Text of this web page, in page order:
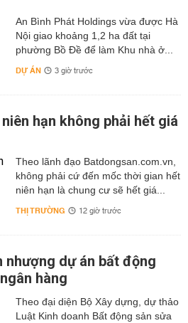
An Bình Phát Holdings vừa được Hà
Nội giao khoảng 1,2 ha đất tại
phường Bồ Đề để làm Khu nhà ở...
DỰ ÁN 3 giờ trước
hạn không phải hết giá
Theo lãnh đạo Batdongsan.com.vn,
không phải cứ đến mốc thời gian hết
niên hạn là chung cư sẽ hết giá...
THỊ TRƯỜNG 12 giờ trước
nhượng dự án bất động
hàng
Theo đại diện Bộ Xây dựng, dự thảo
Luật Kinh doanh Bất động sản sửa